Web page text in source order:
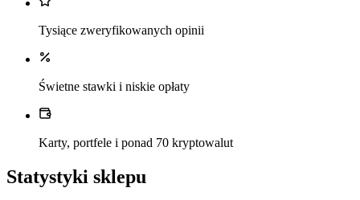
Tysiące zweryfikowanych opinii
Świetne stawki i niskie opłaty
Karty, portfele i ponad 70 kryptowalut
Statystyki sklepu